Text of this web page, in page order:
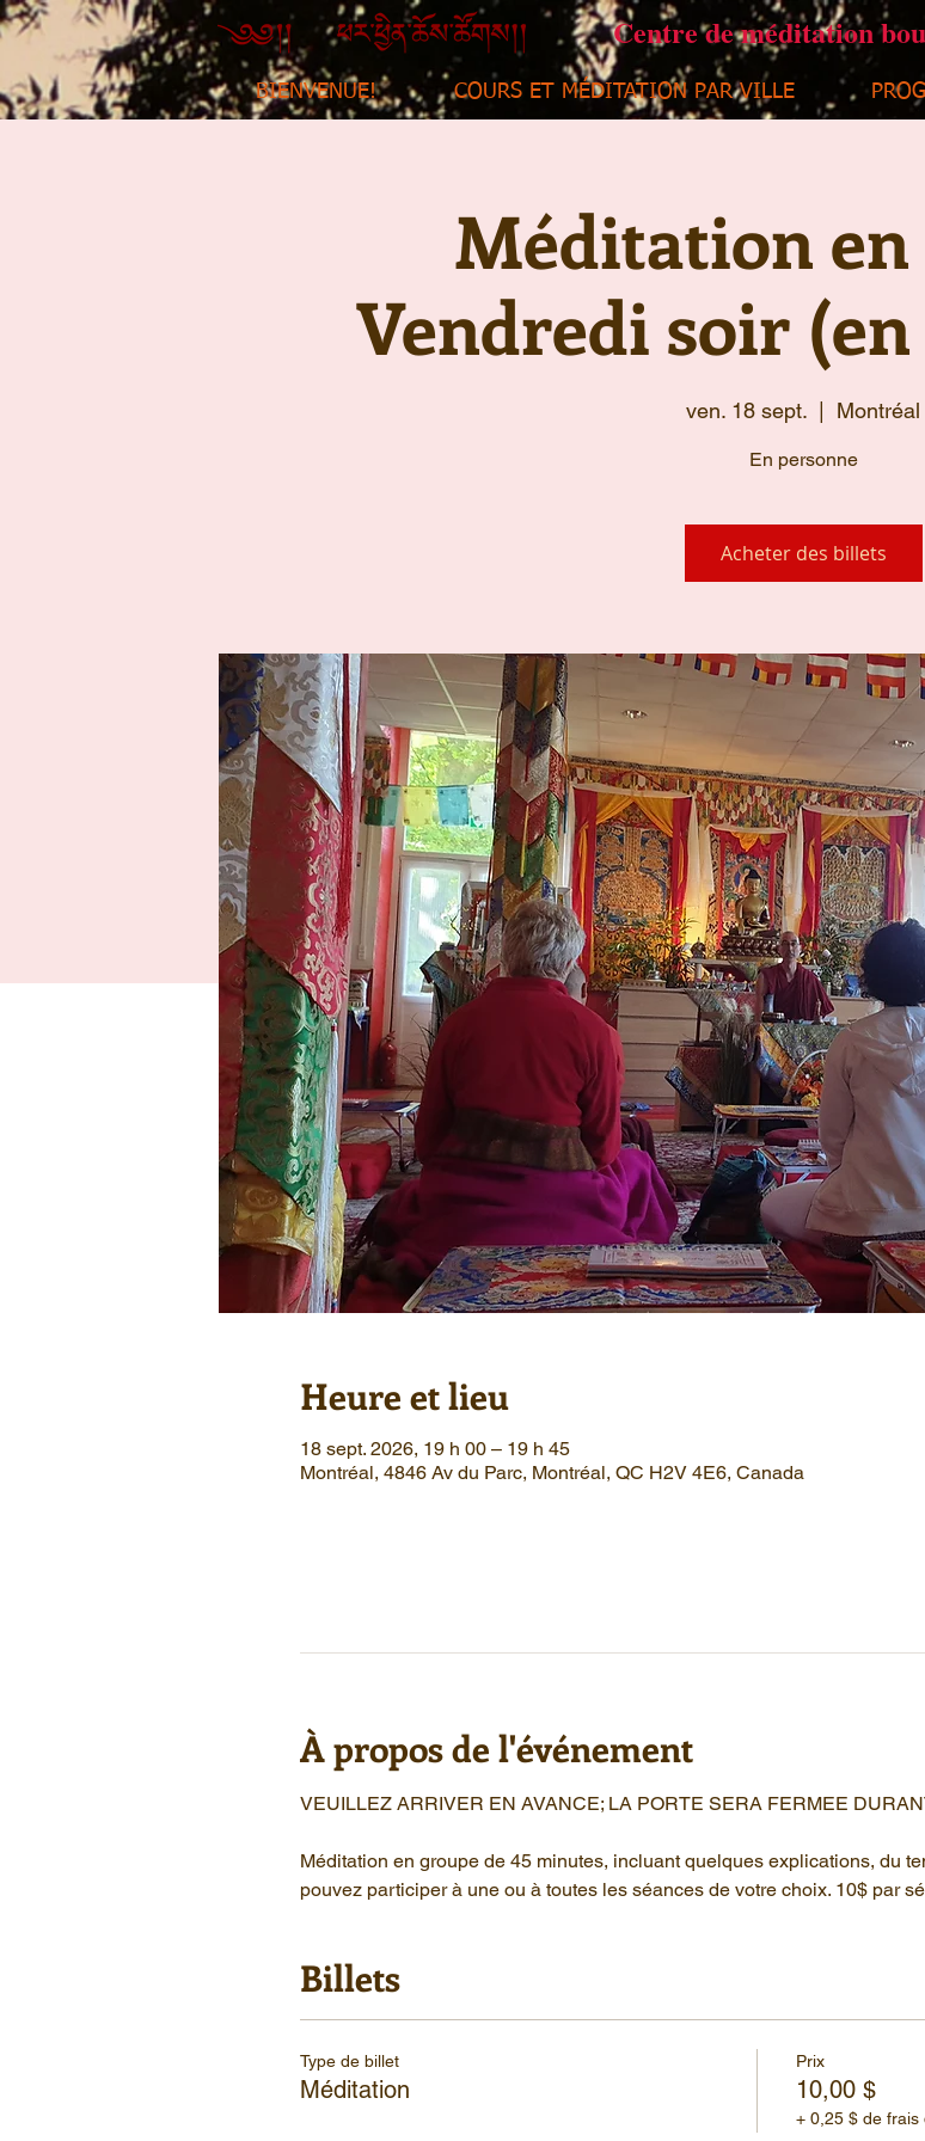
Centre de méditation
BIENVENUE! COURS ET MÉDITATION PAR VILLE
Méditation en
Vendredi soir
ven. 18 sept. Montréal
En personne
Acheter des billets
Heure et lieu
18 sept. 2026, 19 h 00 – 19 h 45
Montréal, 4846 Av du Parc, Montréal, QC H2V 4E6, Canada
À propos de l'événement
VEUILLEZ ARRIVER EN AVANCE; LA PORTE SERA FERMEE
Méditation en groupe de 45 minutes, incluant quelques explications, du
pouvez participer à une ou à toutes les séances de votre choix. 10$ par
Billets
Type de billet
Méditation
Prix
10,00 $
+ 0,25 $ de frais